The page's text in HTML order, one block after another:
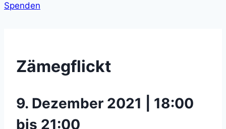
Spenden
Zämegflickt
9. Dezember 2021 | 18:00
bis 21:00